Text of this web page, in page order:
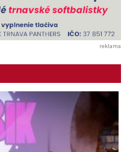
reklama